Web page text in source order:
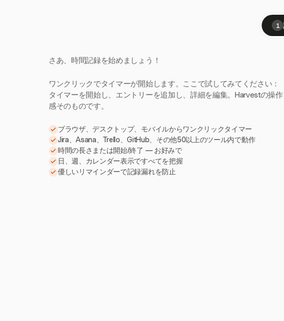
1
さあ、時間記録を始めましょう！
ワンクリックでタイマーが開始します。ここで試してみてください：
タイマーを開始し、エントリーを追加し、詳細を編集。Harvestの操作
感そのものです。
ブラウザ、デスクトップ、モバイルからワンクリックタイマー
Jira、Asana、Trello、GitHub、その他50以上のツール内で動作
時間の長さまたは開始/終了 — お好みで
日、週、カレンダー表示ですべてを把握
優しいリマインダーで記録漏れを防止